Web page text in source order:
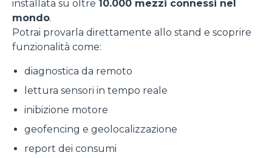
installata su oltre 10.000 mezzi connessi nel
mondo.
Potrai provarla direttamente allo stand e scoprire
funzionalità come:
diagnostica da remoto
lettura sensori in tempo reale
inibizione motore
geofencing e geolocalizzazione
report dei consumi